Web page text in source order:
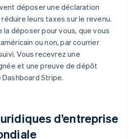
déposer une déclaration
leurs taxes sur le revenu.
la déposer pour vous, que vous
ou non, par courrier
Vous recevrez une
et une preuve de dépôt
Stripe.
d’entreprise